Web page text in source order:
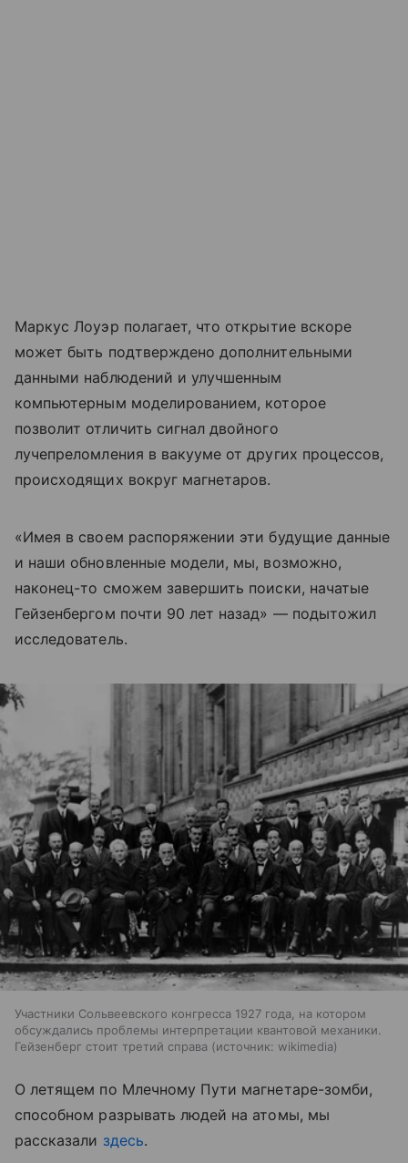
Маркус Лоуэр полагает, что открытие вскоре
может быть подтверждено дополнительными
данными наблюдений и улучшенным
компьютерным моделированием, которое
позволит отличить сигнал двойного
лучепреломления в вакууме от других процессов,
происходящих вокруг магнетаров.
«Имея в своем распоряжении эти будущие данные
и наши обновленные модели, мы, возможно,
наконец-то сможем завершить поиски, начатые
Гейзенбергом почти 90 лет назад» — подытожил
исследователь.
Участники Сольвеевского конгресса 1927 года, на котором
обсуждались проблемы интерпретации квантовой механики.
Гейзенберг стоит третий справа
источник: wikimedia
О летящем по Млечному Пути магнетаре-зомби,
способном разрывать людей на атомы, мы
рассказали здесь.